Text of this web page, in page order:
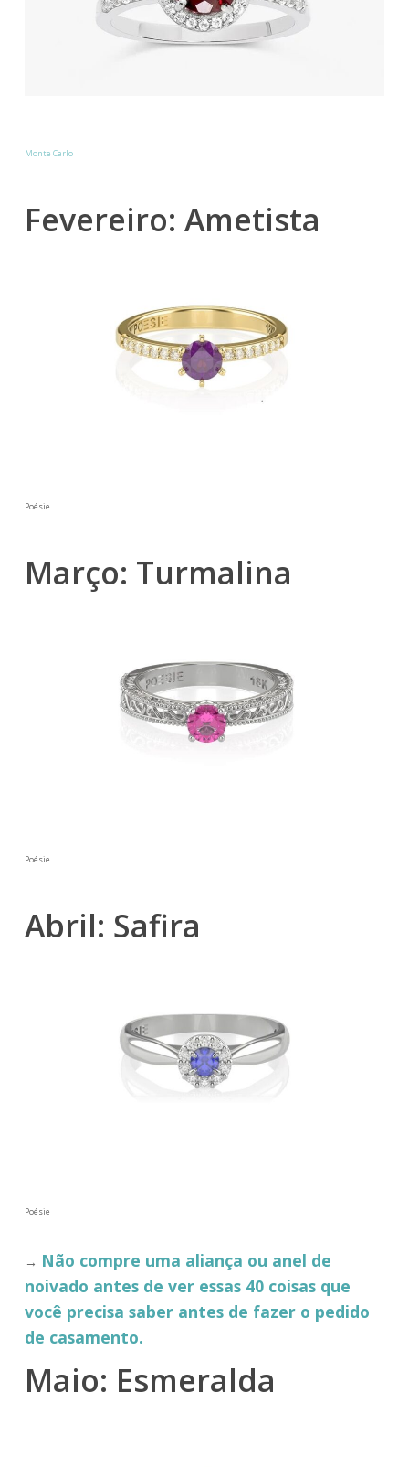
Monte Carlo
Fevereiro: Ametista
Poésie
Março: Turmalina
Poésie
Abril: Safira
Poésie
→ Não compre uma aliança ou anel de
noivado antes de ver essas 40 coisas que
você precisa saber antes de fazer o pedido
de casamento.
Maio: Esmeralda